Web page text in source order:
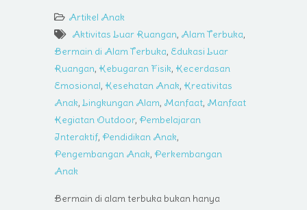
Artikel Anak
Aktivitas Luar Ruangan, Alam Terbuka,
Bermain di Alam Terbuka, Edukasi Luar
Ruangan, Kebugaran Fisik, Kecerdasan
Emosional, Kesehatan Anak, Kreativitas
Anak, Lingkungan Alam, Manfaat, Manfaat
Kegiatan Outdoor, Pembelajaran
Interaktif, Pendidikan Anak,
Pengembangan Anak, Perkembangan
Anak
Bermain di alam terbuka bukan hanya